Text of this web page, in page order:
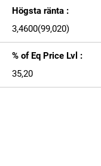
Högsta ränta :
3,4600(99,020)
% of Eq Price Lvl :
35,20